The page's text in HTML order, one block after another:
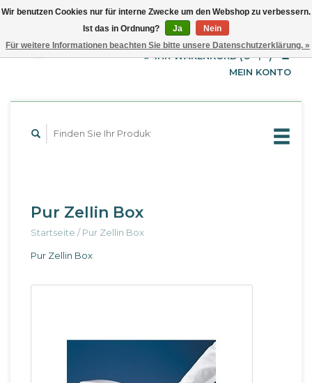
EUR
GBP
USD
English
Français
IHR WARENKORB (€--,--)
MEIN KONTO
Pur Zellin Box
Startseite /Pur Zellin Box
Pur Zellin Box
Wir benutzen Cookies nur für interne Zwecke um den Webshop zu verbessern.
Ist das in Ordnung?
Ja
Nein
Für weitere Informationen beachten Sie bitte unsere Datenschutzerklärung. »